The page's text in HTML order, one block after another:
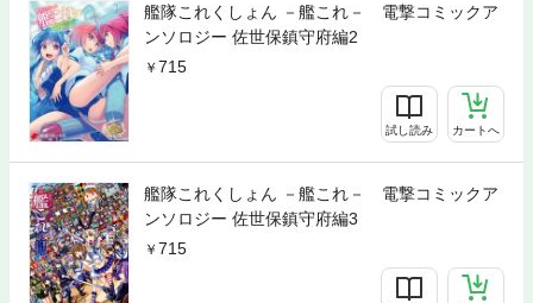
艦隊これくしょん －艦これ－ 電撃コミックア
ンソロジー 佐世保鎮守府編2
715
試し読み カートへ
艦隊これくしょん －艦これ－ 電撃コミックア
ンソロジー 佐世保鎮守府編3
715